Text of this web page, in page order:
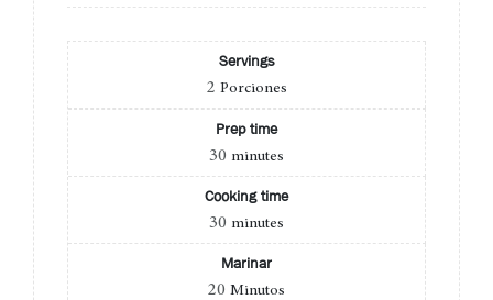
Servings
2 Porciones
Prep time
30 minutes
Cooking time
30 minutes
Marinar
20 Minutos